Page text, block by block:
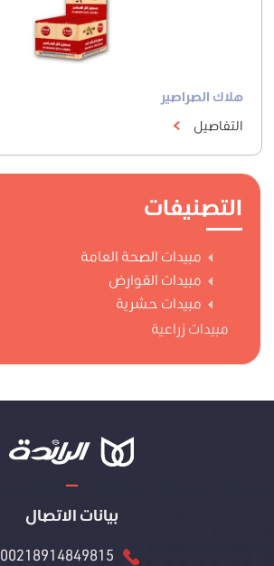
هلاك الصراصير
التفاصيل
التصنيفات
مبيدات الصحة العامة
مبيدات القوارض
مبيدات حشرية
مبيدات زراعية
بيانات الاتصال
00218914849815